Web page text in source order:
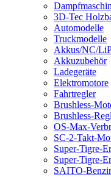
3D-Tec
Automodelle
Truckmodelle
Akkus/NC/
Akkuzubehör
Ladegeräte
Elektromotore
Fahrtregler
Brushless-
Brushless-
OS-Max-
SC-2-Takt-
Super-Tigre-
Super-Tigre-
SAITO-